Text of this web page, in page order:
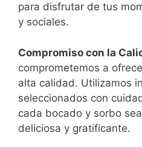
para disfrutar de tus
y sociales.
Compromiso con la
comprometemos a
alta calidad. Utilizamos
seleccionados con
cada bocado y sorbo
deliciosa y gratificante.